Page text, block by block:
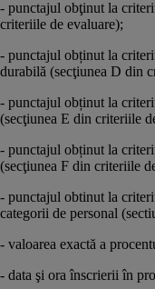
- punctajul obţinut la
criteriile de evaluare);
- punctajul obținut la
durabilă (secţiunea D din
- punctajul obținut la
(secţiunea E din criteriile
- punctajul obținut la
(secţiunea F din criteriile
- punctajul obtinut la
categorii de personal
- valoarea exactă a
- data şi ora înscrierii în